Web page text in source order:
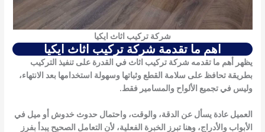
شركة تركيب اثاث ايكيا
اهم ما تقدمة شركة تركيب اثاث ايكيا
يظهر أهم ما تقدمه شركة تركيب اثاث في القدرة على تنفيذ التركيب
بطريقة تحافظ على سلامة القطع وثباتها وسهولة استخدامها بعد الانتهاء،
وليس في تجميع الألواح والمسامير فقط.
العميل عادة يسأل عن الدقة، والوقت، واحتمال حدوث خدوش أو ميل في
الأبواب والأدراج، وهنا تبرز الخبرة الفعلية، لأن التعامل الصحيح يبدأ بفرز